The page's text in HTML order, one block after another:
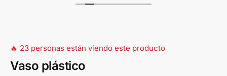
🔥 23 personas están viendo este producto
Vaso plástico